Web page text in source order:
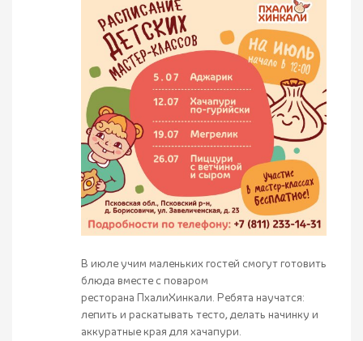
В июле учим маленьких гостей смогут готовить
блюда вместе с поваром
ресторана ПхалиХинкали. Ребята научатся:
лепить и раскатывать тесто, делать начинку и
аккуратные края для хачапури.